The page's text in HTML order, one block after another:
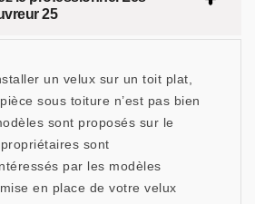
25
un velux sur un toit plat,
sous toiture n’est pas bien
sont proposés sur le
sont
par les modèles
en place de votre velux